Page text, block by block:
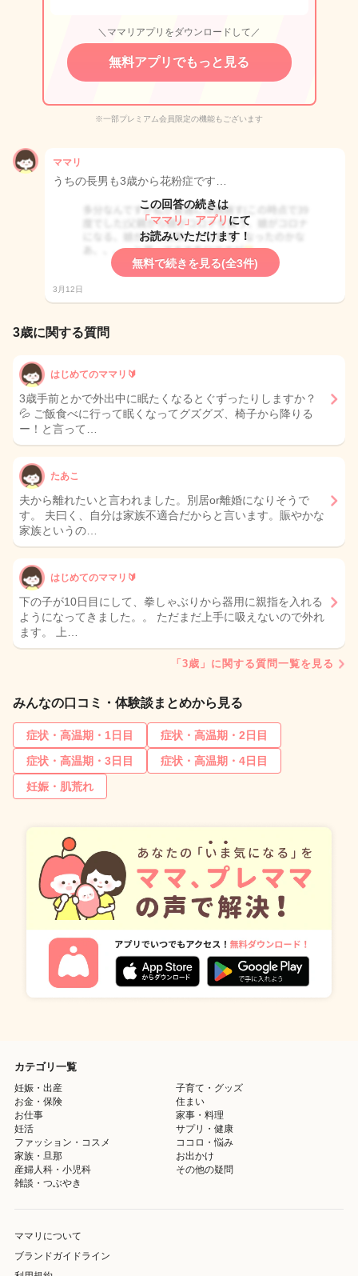
＼ママリアプリをダウンロードして／
無料アプリでもっと見る
※一部プレミアム会員限定の機能もございます
ママリ
うちの長男も3歳から花粉症です…
この回答の続きは
「ママリ」アプリ にて
お読みいただけます！
無料で続きを見る(全3件)
3月12日
3歳に関する質問
はじめてのママリ🔰
3歳手前とかで外出中に眠たくなるとぐずったりしますか？
💦 ご飯食べに行って眠くなってグズグズ、椅子から降りる
ー！と言って…
たあこ
夫から離れたいと言われました。別居or離婚になりそうで
す。 夫曰く、自分は家族不適合だからと言います。賑やかな
家族というの…
はじめてのママリ🔰
下の子が10日目にして、拳しゃぶりから器用に親指を入れる
ようになってきました。。 ただまだ上手に吸えないので外れ
ます。 上…
「3歳」に関する質問一覧を見る
みんなの口コミ・体験談まとめから見る
症状・高温期・1日目
症状・高温期・2日目
症状・高温期・3日目
症状・高温期・4日目
妊娠・肌荒れ
カテゴリ一覧
妊娠・出産
子育て・グッズ
お金・保険
住まい
お仕事
家事・料理
妊活
サプリ・健康
ファッション・コスメ
ココロ・悩み
家族・旦那
お出かけ
産婦人科・小児科
その他の疑問
雑談・つぶやき
ママリについて
ブランドガイドライン